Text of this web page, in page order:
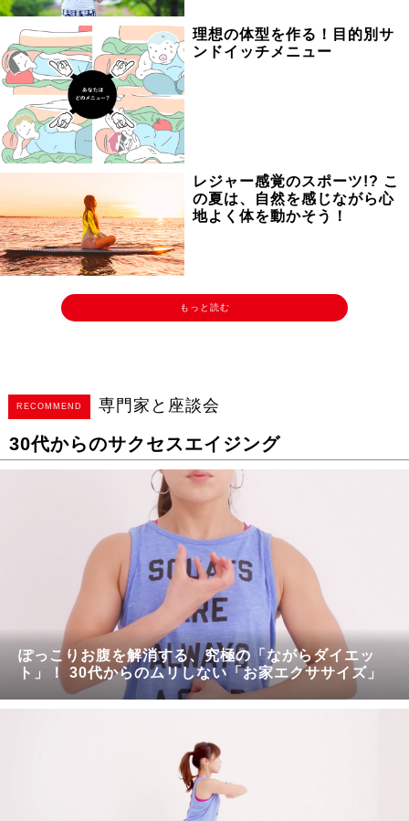
理想の体型を作る！目的別サ
ンドイッチメニュー
レジャー感覚のスポーツ!? こ
の夏は、自然を感じながら心
地よく体を動かそう！
もっと読む
RECOMMEND 専門家と座談会
30代からのサクセスエイジング
ぽっこりお腹を解消する、究極の「ながらダイエッ
ト」！ 30代からのムリしない「お家エクササイズ」